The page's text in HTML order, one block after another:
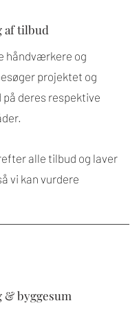
af tilbud
håndværkere og
projektet og
deres respektive
alle tilbud og laver
vi kan vurdere
& byggesum